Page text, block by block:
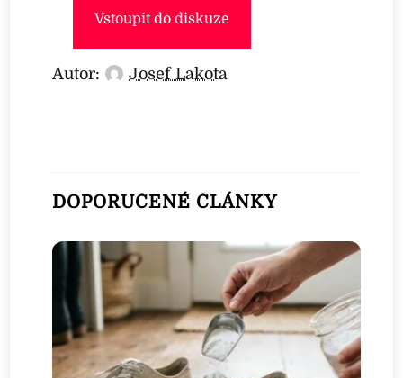
Vstoupit do diskuze
Autor: Josef Lakota
DOPORUČENÉ ČLÁNKY